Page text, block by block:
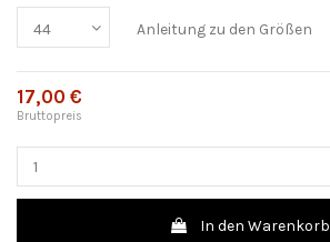
Anleitung zu den Größen
17,00 €
Bruttopreis
In den Warenkorb